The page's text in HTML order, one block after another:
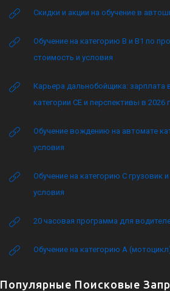
Скидки и акции на обучение в
Обучение на категорию B и B1 по
стоимость и условия
Карьера дальнобойщика: зарплата
категории CE и перспективы в 2026
Обучение вождению на автомате
условия
Обучение на категорию C грузовик
условия
20 часовая программа для
Обучение на категорию А
Популярные Поисковые